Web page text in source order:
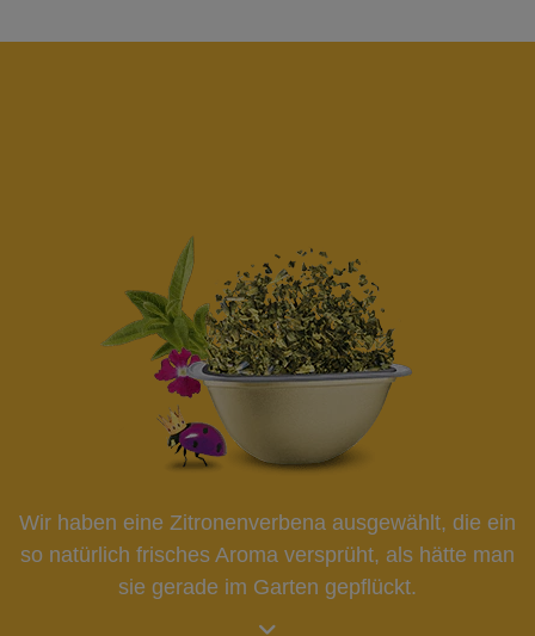
Wir haben eine Zitronenverbena ausgewählt, die ein
so natürlich frisches Aroma versprüht, als hätte man
sie gerade im Garten gepflückt.